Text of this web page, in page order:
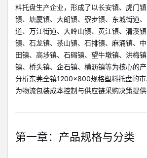
料托盘生产企业，形成了以长安镇、虎门
镇、塘厦镇、大朗镇、寮步镇、东城街道
道、万江街道、大岭山镇、黄江镇、清溪
镇、石龙镇、茶山镇、石排镇、麻涌镇、
田镇、高埗镇、石碣镇、望牛墩镇、洪梅
镇、桥头镇、企石镇、横沥镇等为核心的
分析东莞全镇1200×800规格塑料托盘的市
为物流包装成本控制与供应链采购决策提供
第一章：产品规格与分类